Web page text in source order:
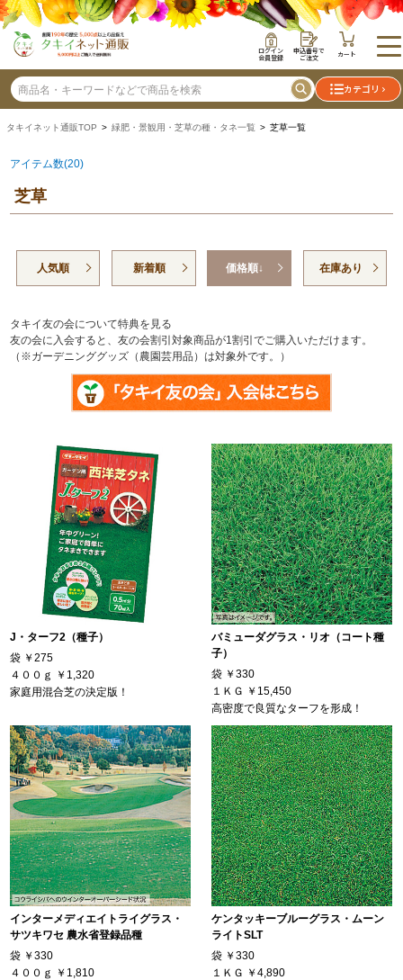
ログイン
会員登録
申込番号で
ご注文 カート
カテゴリ
タキイネット通販TOP > 緑肥・景観用・芝草の種・タネ一覧 > 芝草一覧
アイテム数(20)
芝草
人気順 新着順 価格順↓ 在庫あり
タキイ友の会について特典を見る
友の会に入会すると、友の会割引対象商品が1割引でご購入いただけます。
（※ガーデニンググッズ（農園芸用品）は対象外です。）
J・ターフ2（種子）
袋 ￥275
４００ｇ
￥1,320
家庭用混合芝の決定版！
バミューダグラス・リオ（コート種
子）
袋 ￥330
１ＫＧ ￥15,450
高密度で良質なターフを形成！
インターメディエイトライグラス・
サツキワセ 農水省登録品種
袋 ￥330
４００ｇ
￥1,810
ケンタッキーブルーグラス・ムーン
ライトSLT
袋 ￥330
１ＫＧ ￥4,890